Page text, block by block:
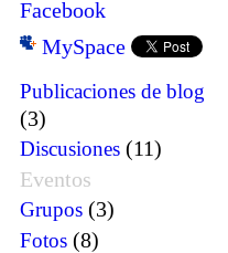
Facebook
MySpace
Publicaciones de blog
(3)
Discusiones (11)
Eventos
Grupos (3)
Fotos (8)